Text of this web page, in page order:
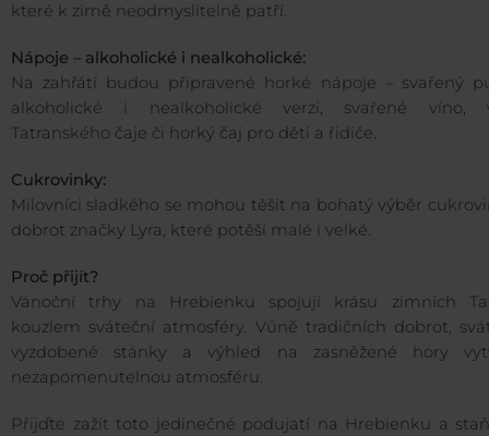
které k zimě neodmyslitelně patří.
Nápoje – alkoholické i nealkoholické:
Na zahřátí budou připravené horké nápoje – svařený
alkoholické i nealkoholické verzi, svařené víno,
Tatranského čaje či horký čaj pro děti a řidiče.
Cukrovinky:
Milovníci sladkého se mohou těšit na bohatý výběr
dobrot značky Lyra, které potěší malé i velké.
Proč přijít?
Vánoční trhy na Hrebienku spojují krásu zimních
kouzlem sváteční atmosféry. Vůně tradičních dobrot,
vyzdobené stánky a výhled na zasněžené hory
nezapomenutelnou atmosféru.
Přijďte zažít toto jedinečné podujatí na Hrebienku a